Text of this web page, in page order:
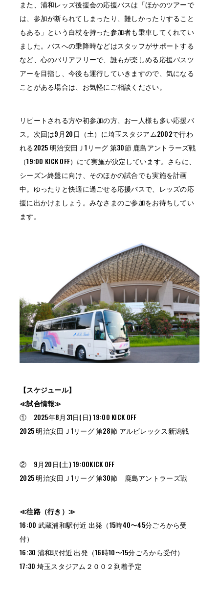
また、浦和レッズ後援会の応援バスは「ほかのツアーで
は、参加が断られてしまったり、難しかったりすること
もある」という白杖を持った参加者も乗車してくれてい
ました。バスへの乗降時などはスタッフがサポートする
など、心のバリアフリーで、誰もが楽しめる応援バスツ
アーを目指し、今後も運行していきますので、気になる
ことがある場合は、お気軽にご相談ください。
リピートされる方や初参加の方、お一人様も多い応援バ
ス。次回は9月20日（土）に埼玉スタジアム2002で行わ
れる2025 明治安田Ｊ1リーグ 第30節 鹿島アントラーズ戦
（19:00 KICK OFF）にて実施が決定しています。さらに、
シーズン終盤に向け、そのほかの試合でも実施を計画
中。ゆったりと快適に過ごせる応援バスで、レッズの応
援に出かけましょう。みなさまのご参加をお待ちしてい
ます。
【スケジュール】
≪試合情報≫
① 2025年8月31日(日) 19:00 KICK OFF
2025 明治安田Ｊ1リーグ 第28節 アルビレックス新潟戦
② 9月20日(土) 19:00KICK OFF
2025 明治安田Ｊ1リーグ 第30節 鹿島アントラーズ戦
≪往路（行き）≫
16:00 武蔵浦和駅付近 出発（15時40〜45分ごろから受
付）
16:30 浦和駅付近 出発（16時10〜15分ごろから受付）
17:30 埼玉スタジアム２００２到着予定